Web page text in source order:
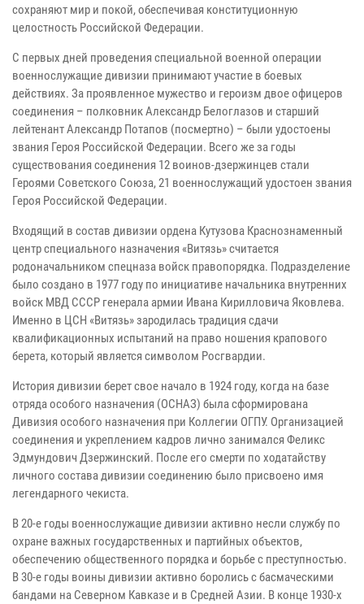
сохраняют мир и покой, обеспечивая конституционную
целостность Российской Федерации.
С первых дней проведения специальной военной операции
военнослужащие дивизии принимают участие в боевых
действиях. За проявленное мужество и героизм двое офицеров
соединения – полковник Александр Белоглазов и старший
лейтенант Александр Потапов (посмертно) – были удостоены
звания Героя Российской Федерации. Всего же за годы
существования соединения 12 воинов-дзержинцев стали
Героями Советского Союза, 21 военнослужащий удостоен звания
Героя Российской Федерации.
Входящий в состав дивизии ордена Кутузова Краснознаменный
центр специального назначения «Витязь» считается
родоначальником спецназа войск правопорядка. Подразделение
было создано в 1977 году по инициативе начальника внутренних
войск МВД СССР генерала армии Ивана Кирилловича Яковлева.
Именно в ЦСН «Витязь» зародилась традиция сдачи
квалификационных испытаний на право ношения крапового
берета, который является символом Росгвардии.
История дивизии берет свое начало в 1924 году, когда на базе
отряда особого назначения (ОСНАЗ) была сформирована
Дивизия особого назначения при Коллегии ОГПУ. Организацией
соединения и укреплением кадров лично занимался Феликс
Эдмундович Дзержинский. После его смерти по ходатайству
личного состава дивизии соединению было присвоено имя
легендарного чекиста.
В 20-е годы военнослужащие дивизии активно несли службу по
охране важных государственных и партийных объектов,
обеспечению общественного порядка и борьбе с преступностью.
В 30-е годы воины дивизии активно боролись с басмаческими
бандами на Северном Кавказе и в Средней Азии. В конце 1930-х